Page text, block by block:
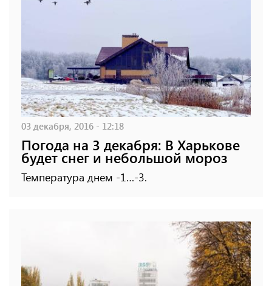
03 декабря, 2016 - 12:18
Погода на 3 декабря: В Харькове
будет снег и небольшой мороз
Температура днем -1…-3.